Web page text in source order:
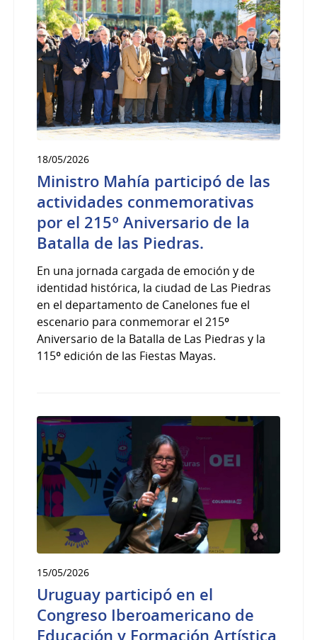
18/05/2026
Ministro Mahía participó de las
actividades conmemorativas
por el 215º Aniversario de la
Batalla de las Piedras.
En una jornada cargada de emoción y de
identidad histórica, la ciudad de Las Piedras
en el departamento de Canelones fue el
escenario para conmemorar el 215º
Aniversario de la Batalla de Las Piedras y la
115º edición de las Fiestas Mayas.
15/05/2026
Uruguay participó en el
Congreso Iberoamericano de
Educación y Formación Artística